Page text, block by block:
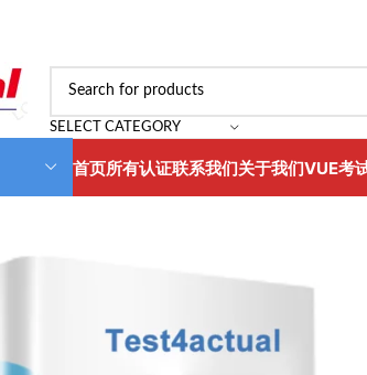
SELECT CATEGORY
首页所有认证联系我们关于我们VUE考